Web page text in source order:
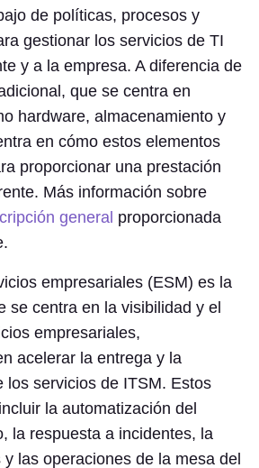
de políticas, procesos y
gestionar los servicios de TI
y a la empresa. A diferencia de
que se centra en
hardware, almacenamiento y
en cómo estos elementos
proporcionar una prestación
Más información sobre
general proporcionada
empresariales (ESM) es la
se centra en la visibilidad y el
empresariales,
acelerar la entrega y la
los servicios de ITSM. Estos
la automatización del
la respuesta a incidentes, la
las operaciones de la mesa del